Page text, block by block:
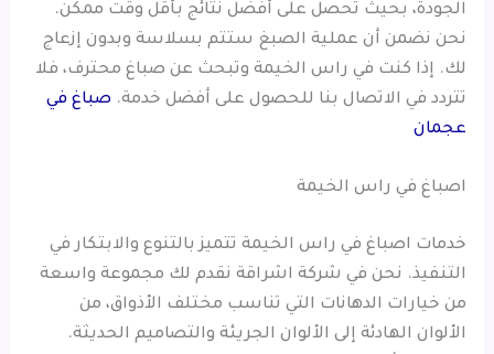
الجودة، بحيث تحصل على أفضل نتائج بأقل وقت ممكن.
نحن نضمن أن عملية الصبغ ستتم بسلاسة وبدون إزعاج
لك. إذا كنت في راس الخيمة وتبحث عن صباغ محترف، فلا
تتردد في الاتصال بنا للحصول على أفضل خدمة. صباغ في
عجمان
اصباغ في راس الخيمة
خدمات اصباغ في راس الخيمة تتميز بالتنوع والابتكار في
التنفيذ. نحن في شركة اشراقة نقدم لك مجموعة واسعة
من خيارات الدهانات التي تناسب مختلف الأذواق، من
الألوان الهادئة إلى الألوان الجريئة والتصاميم الحديثة.